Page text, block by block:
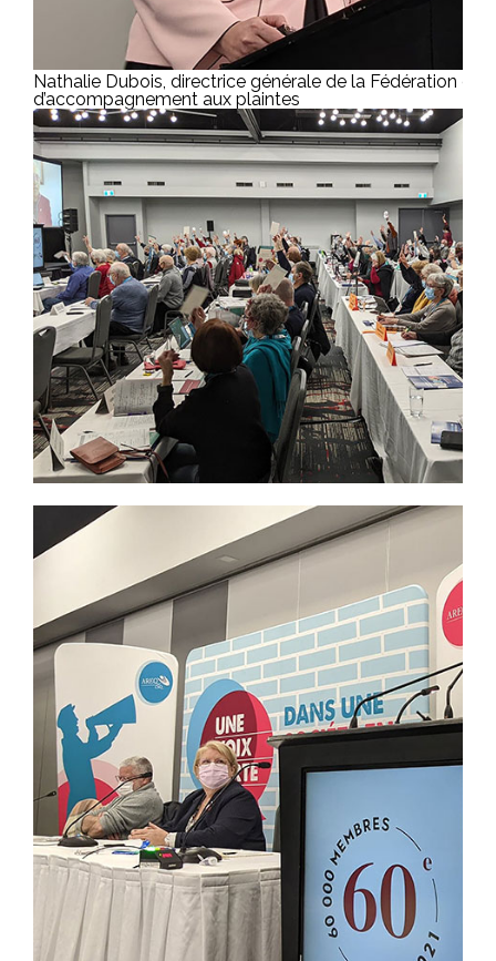
Nathalie Dubois, directrice générale de la Fédération des
d’accompagnement aux plaintes